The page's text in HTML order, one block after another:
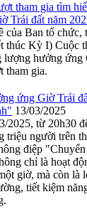
tham gia tìm
Trái đất năm
của Ban tổ chức,
thúc Kỳ I) Cuộc
lượng hưởng ứng
tham gia.
ứng Giờ Trái
13/03/2025
2025, từ 20h30
triệu người trên
điệp
chỉ là hoạt
giờ, mà còn là
tiết kiệm